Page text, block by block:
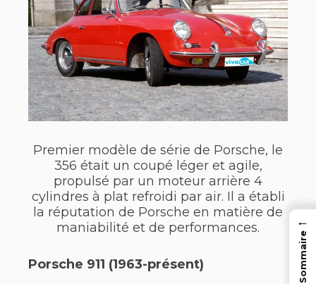
Premier modèle de série de Porsche, le
356 était un coupé léger et agile,
propulsé par un moteur arrière 4
cylindres à plat refroidi par air. Il a établi
la réputation de Porsche en matière de
maniabilité et de performances.
Porsche 911 (1963-présent)
←
Sommaire